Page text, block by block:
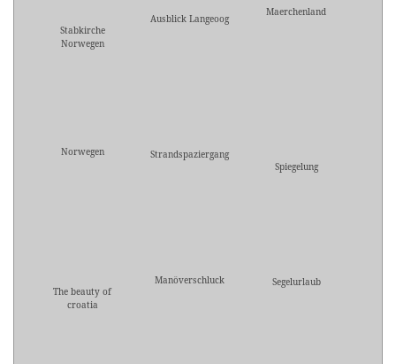
Stabkirche
Norwegen
Ausblick Langeoog
Maerchenland
Norwegen
Strandspaziergang
Spiegelung
The beauty of
croatia
Manöverschluck Segelurlaub